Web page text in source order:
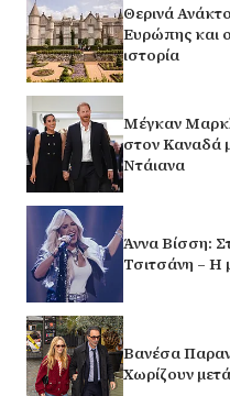
Θερινά
Ευρώπης και
ιστορία
Μέγκαν
στον Καναδά
Ντάιανα
Άννα Βίσση:
Τσιτσάνη – Η
Βανέσα
Χωρίζουν